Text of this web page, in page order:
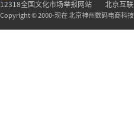
12318全国文化市场举报网站 北京互
Copyright © 2000-现在 北京神州数码电商科